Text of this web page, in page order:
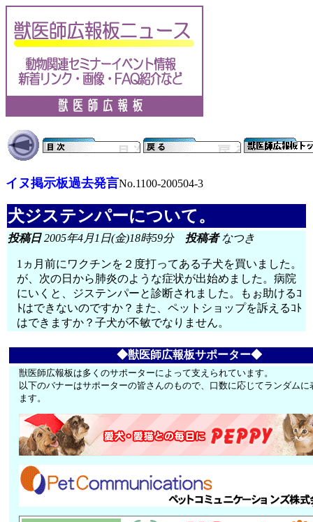
イヌ掲示板過去発言No.1100-200504-3
犬ジステンパーについて。
投稿日2005年4月1日(金)18時59分 投稿者なつき
1ヵ月前にワクチンを２度打ってある子犬を買いました。
が、次の日から肺炎のような症状が出始めました。病院
にいくと、ジステンパーと診断されました。もぉ助けるｺ
ﾄはできないのですか？また、ペットショップを訴えるｺﾄ
はできますか？子犬が不敏でなりません。
◆獣医師広報板サポーター◆
獣医師広報板は多くのサポーターによって支えられています。
以下のバナーはサポーターの皆さんのもので、口数に応じてランダムに
ます。